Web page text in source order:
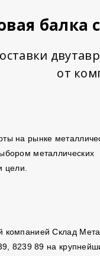
балка
от
на рынке
металлических
цели.
компанией Склад
8239 89 на